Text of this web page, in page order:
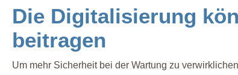
Die Digitalisierung
beitragen
Um mehr Sicherheit bei der Wartung zu